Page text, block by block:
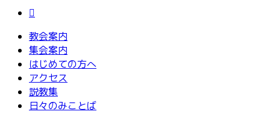
教会案内
集会案内
はじめての方へ
アクセス
説教集
日々のみことば